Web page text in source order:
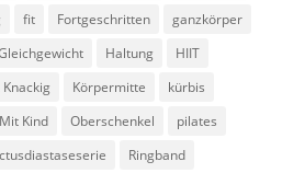
fit Fortgeschritten
ganzkörper
Haltung
HIIT
Körpermitte
kürbis
Mit Kind Oberschenkel
pilates
Ringband